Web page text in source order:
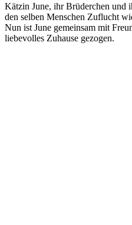
Kätzin June, ihr Brüderchen und
den selben Menschen Zuflucht
Nun ist June gemeinsam mit
liebevolles Zuhause gezogen.